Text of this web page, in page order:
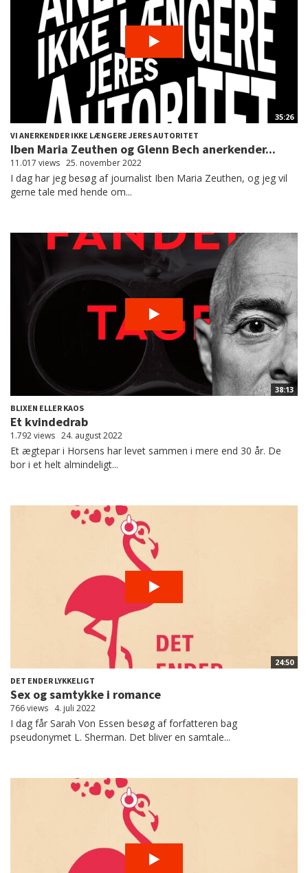
35:26
VI ANERKENDER IKKE LÆNGERE JERES AUTORITET
Iben Maria Zeuthen og Glenn Bech anerkender...
11.017 views 25. november 2022
I dag har jeg besøg af journalist Iben Maria Zeuthen, og jeg vil
gerne tale med hende om...
38:13
BLIXEN ELLER KAOS
Et kvindedrab
1.792 views 24. august 2022
Et ægtepar i Horsens har levet sammen i mere end 30 år. De
bor i et helt almindeligt...
24:50
DET ENDER LYKKELIGT
Sex og samtykke i romance
766 views 4. juli 2022
I dag får Sarah Von Essen besøg af forfatteren bag
pseudonymet L. Sherman. Det bliver en samtale...